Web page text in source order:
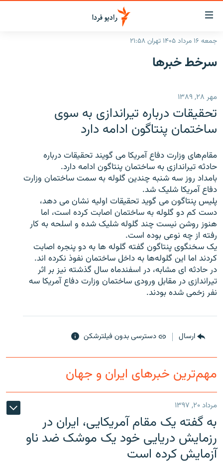
لینک‌های
قابلیت
دسترسی
بازگشت
اصلی
رفتن
صفحه
ایران
رادیو
انتخاب کنید و بشنوید
فرکانس‌ها
پادکست
گزارش‌های تصویری
گزارش‌های ویدئویی
زنان فردا
English
به ما بپیوندید
زبان‌های دیگر
جمعه ۱۶ مرداد ۱۴۰۵ تهران ۲۱:۵۸
سرخط‌ خبرها
مهر ۲۸, ۱۳۸۹
تحقيقات درباره تيراندازی به سوی
ساختمان پنتاگون ادامه دارد
مقام‌های وزارت دفاع آمريکا می گويند تحقيقات درباره
حادثه تيراندازی به ساختمان پنتاگون ادامه دارد.
بامداد روز سه شنبه چندين گلوله به سمت ساختمان وزارت
دفاع آمريکا شليک شد.
پليس پنتاگون می گويد تحقيقات اوليه نشان می دهد،
دست کم دو گلوله به ساختمان اصابت کرده است، اما
هنوز روشن نيست چند گلوله شليک شده و اسلحه به کار
رفته از چه نوعی بوده است.
يک سخنگوی پنتاگون گفته گلوله ها به دو پنجره اصابت
کردند اما اين گلوله‌ها به داخل ساختمان نفوذ نکرده اند.
در حادثه ای مشابه، در اسفندماه سال گذشته نيز بر اثر
تيراندازی در مقابل ورودی ساختمان وزارت دفاع آمريکا سه
نفر زخمی شده بودند.
ارسال دسترسی بدون فیلترشکن
مهم‌ترین خبرهای ایران و جهان
مرداد ۲۰, ۱۳۹۷
به گفته یک مقام آمریکایی، ایران در
رزمایش دریایی خود یک موشک ضد ناو
آزمایش کرده است